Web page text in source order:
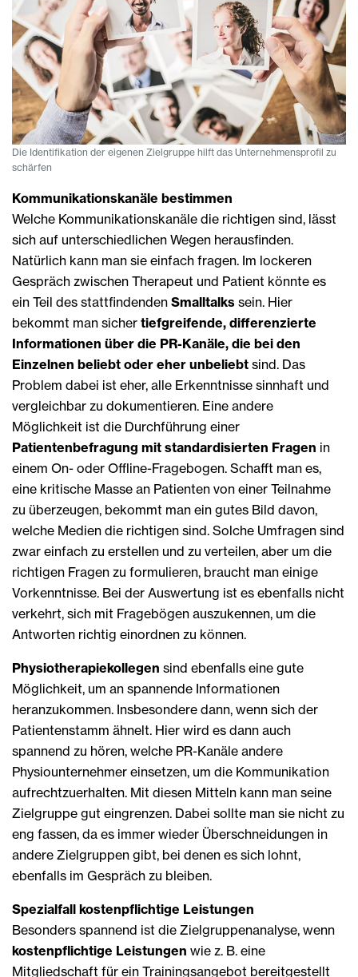
Die Identifikation der eigenen Zielgruppe hilft das Unternehmensprofil zu
schärfen
Kommunikationskanäle bestimmen
Welche Kommunikationskanäle die richtigen sind, lässt
sich auf unterschiedlichen Wegen herausfinden.
Natürlich kann man sie einfach fragen. Im lockeren
Gespräch zwischen Therapeut und Patient könnte es
ein Teil des stattfindenden Smalltalks sein. Hier
bekommt man sicher tiefgreifende, differenzierte
Informationen über die PR-Kanäle, die bei den
Einzelnen beliebt oder eher unbeliebt sind. Das
Problem dabei ist eher, alle Erkenntnisse sinnhaft und
vergleichbar zu dokumentieren. Eine andere
Möglichkeit ist die Durchführung einer
Patientenbefragung mit standardisierten Fragen in
einem On- oder Offline-Fragebogen. Schafft man es,
eine kritische Masse an Patienten von einer Teilnahme
zu überzeugen, bekommt man ein gutes Bild davon,
welche Medien die richtigen sind. Solche Umfragen sind
zwar einfach zu erstellen und zu verteilen, aber um die
richtigen Fragen zu formulieren, braucht man einige
Vorkenntnisse. Bei der Auswertung ist es ebenfalls nicht
verkehrt, sich mit Fragebögen auszukennen, um die
Antworten richtig einordnen zu können.
Physiotherapiekollegen sind ebenfalls eine gute
Möglichkeit, um an spannende Informationen
heranzukommen. Insbesondere dann, wenn sich der
Patientenstamm ähnelt. Hier wird es dann auch
spannend zu hören, welche PR-Kanäle andere
Physiounternehmer einsetzen, um die Kommunikation
aufrechtzuerhalten. Mit diesen Mitteln kann man seine
Zielgruppe gut eingrenzen. Dabei sollte man sie nicht zu
eng fassen, da es immer wieder Überschneidungen in
andere Zielgruppen gibt, bei denen es sich lohnt,
ebenfalls im Gespräch zu bleiben.
Spezialfall kostenpflichtige Leistungen
Besonders spannend ist die Zielgruppenanalyse, wenn
kostenpflichtige Leistungen wie z. B. eine
Mitgliedschaft für ein Trainingsangebot bereitgestellt